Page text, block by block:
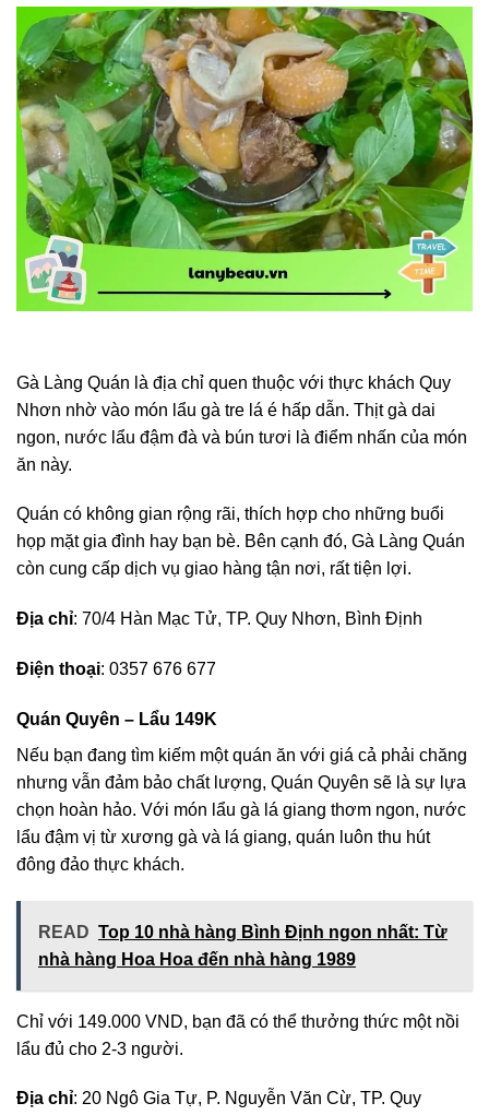
Gà Làng Quán là địa chỉ quen thuộc với thực khách Quy
Nhơn nhờ vào món lẩu gà tre lá é hấp dẫn. Thịt gà dai
ngon, nước lẩu đậm đà và bún tươi là điểm nhấn của món
ăn này.
Quán có không gian rộng rãi, thích hợp cho những buổi
họp mặt gia đình hay bạn bè. Bên cạnh đó, Gà Làng Quán
còn cung cấp dịch vụ giao hàng tận nơi, rất tiện lợi.
Địa chỉ: 70/4 Hàn Mạc Tử, TP. Quy Nhơn, Bình Định
Điện thoại: 0357 676 677
Quán Quyên – Lẩu 149K
Nếu bạn đang tìm kiếm một quán ăn với giá cả phải chăng
nhưng vẫn đảm bảo chất lượng, Quán Quyên sẽ là sự lựa
chọn hoàn hảo. Với món lẩu gà lá giang thơm ngon, nước
lẩu đậm vị từ xương gà và lá giang, quán luôn thu hút
đông đảo thực khách.
READ Top 10 nhà hàng Bình Định ngon nhất: Từ
nhà hàng Hoa Hoa đến nhà hàng 1989
Chỉ với 149.000 VND, bạn đã có thể thưởng thức một nồi
lẩu đủ cho 2-3 người.
Địa chỉ: 20 Ngô Gia Tự, P. Nguyễn Văn Cừ, TP. Quy